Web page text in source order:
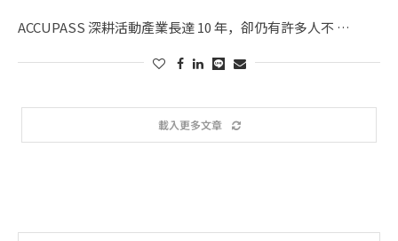
ACCUPASS 深耕活動產業長達 10 年，卻仍有許多人不 …
載入更多文章